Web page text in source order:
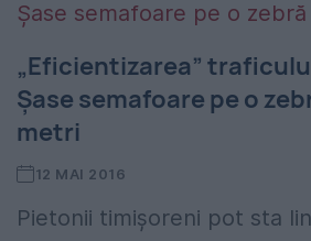
„Eficientizarea”
Șase semafoare pe o
metri
12 MAI 2016
Pietonii timișoreni pot sta